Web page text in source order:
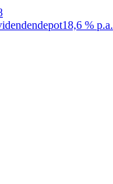
18,6 % p.a.